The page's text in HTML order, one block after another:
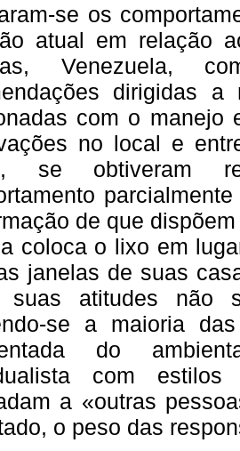
se os
atual em relação
Venezuela,
dirigidas a
com o manejo
no local e
se obtiveram
de que
coloca o lixo em
janelas de suas
suas atitudes não
se a maioria
do
com
a «outras
o peso das